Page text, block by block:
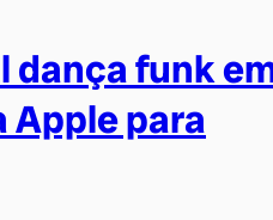
dança funk
Apple para